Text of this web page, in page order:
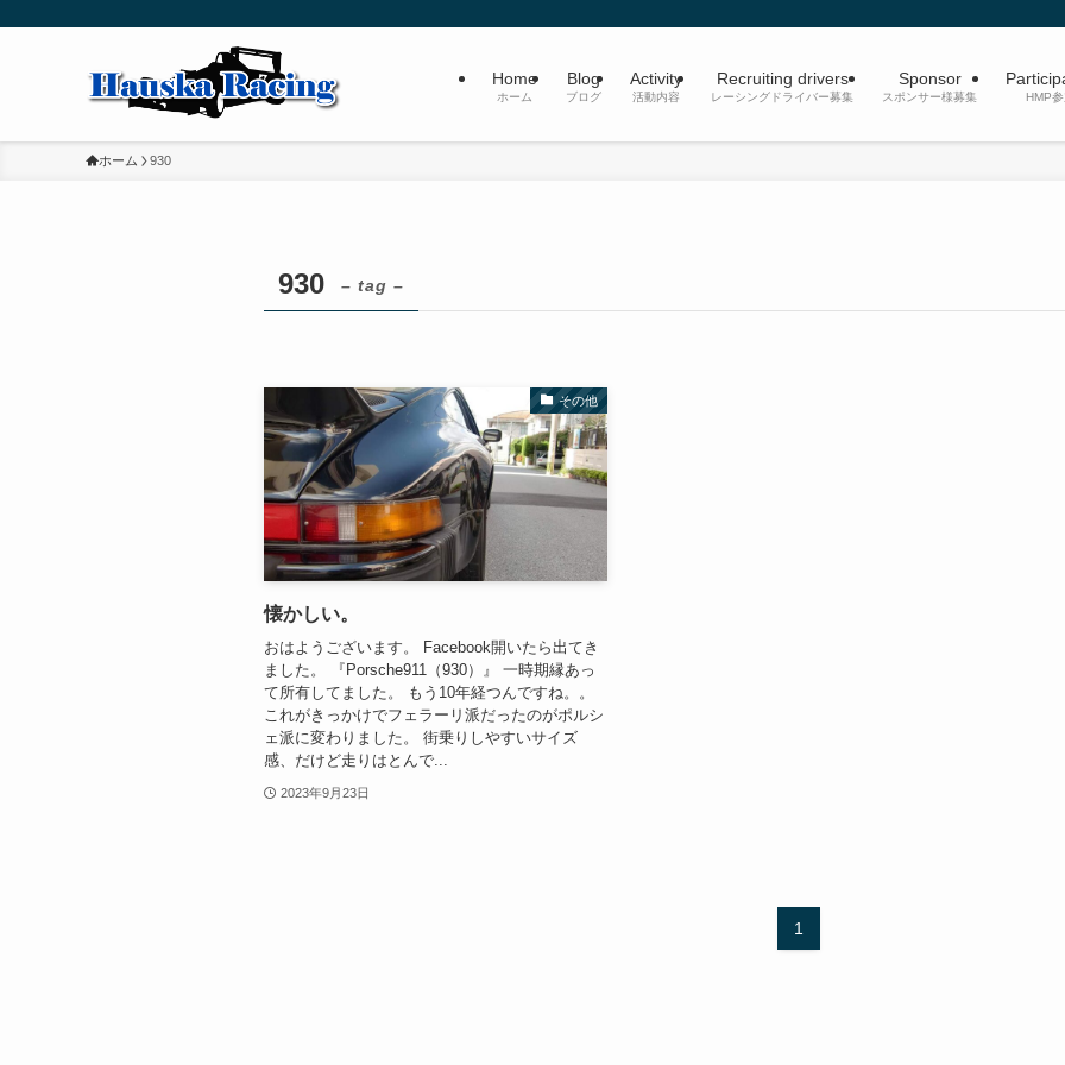
Home
ホーム
Blog
ブログ
Activity
活動内容
Recruiting drivers
レーシングドライバー募集
Sponsor
スポンサー様募集 HMP
ホーム 930
930 – tag –
その他
懐かしい。
おはようございます。 Facebook開いたら出てき
ました。 『Porsche911（930）』 一時期縁あっ
て所有してました。 もう10年経つんですね。。
これがきっかけでフェラーリ派だったのがポルシ
ェ派に変わりました。 街乗りしやすいサイズ
感、だけど走りはとんで...
2023年9月23日
1